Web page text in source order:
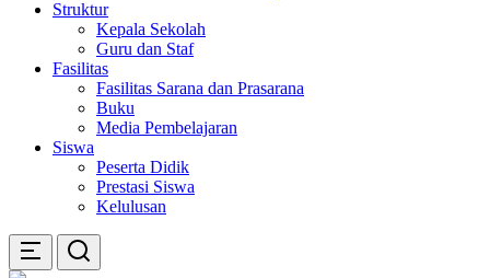
Struktur
Kepala Sekolah
Guru dan Staf
Fasilitas
Fasilitas Sarana dan Prasarana
Buku
Media Pembelajaran
Siswa
Peserta Didik
Prestasi Siswa
Kelulusan